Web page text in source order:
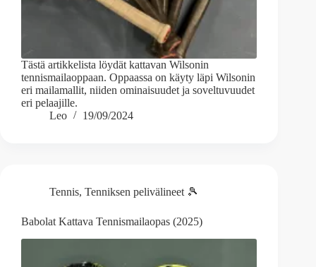
Tästä artikkelista löydät kattavan Wilsonin
tennismailaoppaan. Oppaassa on käyty läpi Wilsonin
eri mailamallit, niiden ominaisuudet ja soveltuvuudet
eri pelaajille.
Leo
19/09/2024
Tennis, Tenniksen pelivälineet 🎾
Babolat Kattava Tennismailaopas (2025)